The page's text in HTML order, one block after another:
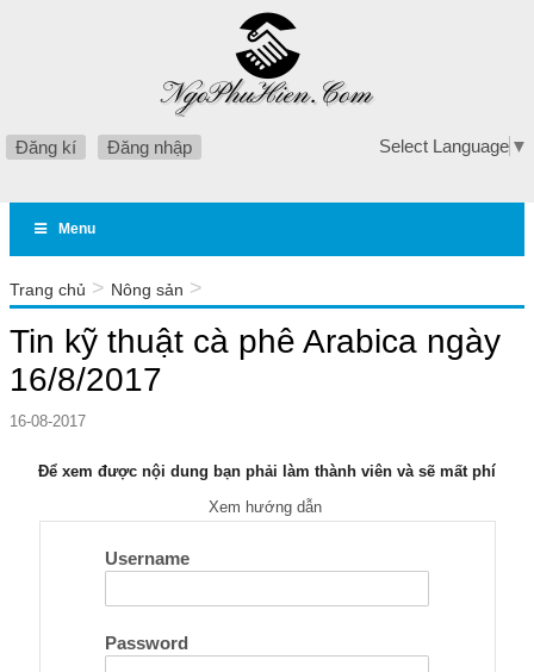
Đăng kí Đăng nhập Select Language ▼
Menu
Trang chủ > Nông sản >
Tin kỹ thuật cà phê Arabica ngày
16/8/2017
16-08-2017
Để xem được nội dung bạn phải làm thành viên và sẽ mất phí
Xem hướng dẫn
Username
Password